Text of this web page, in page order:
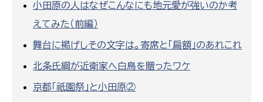
小田原の人はなぜこんなにも地元愛が強いのか考
えてみた（前編）
舞台に掲げしその文字は。寄席と「扁額」のあれこれ
北条氏綱が近衛家へ白鳥を贈ったワケ
京都「祇園祭」と小田原②